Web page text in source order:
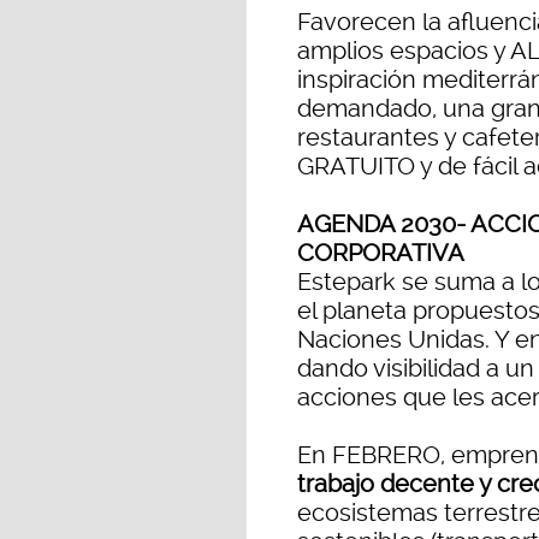
Favorecen la
amplios espacios y
inspiración
demandado, una
restaurantes y
GRATUITO y de fácil
AGENDA 2030-
CORPORATIVA
Estepark se suma a
el planeta
Naciones Unidas. Y
dando visibilidad a
acciones que les
En FEBRERO,
trabajo decente y
ecosistemas